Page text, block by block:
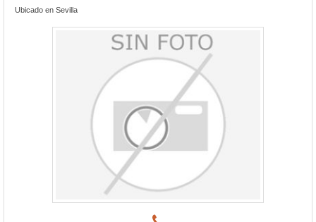
Ubicado en Sevilla